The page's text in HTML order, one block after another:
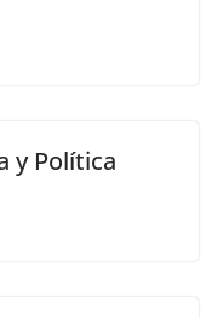
y Política